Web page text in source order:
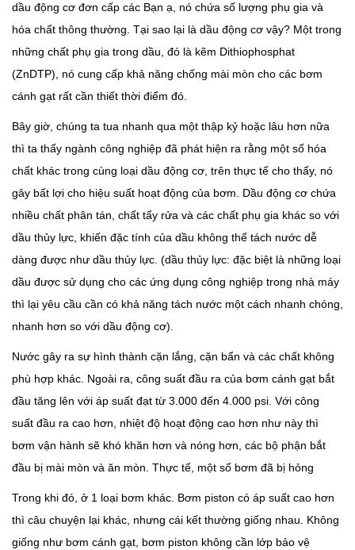
dầu động cơ đơn cấp các Bạn ạ, nó chứa số lượng phụ gia và
hóa chất thông thường. Tại sao lại là dầu động cơ vậy? Một trong
những chất phụ gia trong dầu, đó là kẽm Dithiophosphat
(ZnDTP), nó cung cấp khả năng chống mài mòn cho các bơm
cánh gạt rất cần thiết thời điểm đó.
Bây giờ, chúng ta tua nhanh qua một thập kỷ hoặc lâu hơn nữa
thì ta thấy ngành công nghiệp đã phát hiện ra rằng một số hóa
chất khác trong cùng loại dầu động cơ, trên thực tế cho thấy, nó
gây bất lợi cho hiệu suất hoạt động của bơm. Dầu động cơ chứa
nhiều chất phân tán, chất tẩy rửa và các chất phụ gia khác so với
dầu thủy lực, khiến đặc tính của dầu không thể tách nước dễ
dàng được như dầu thủy lực. (dầu thủy lực: đặc biệt là những loại
dầu được sử dụng cho các ứng dụng công nghiệp trong nhà máy
thì lại yêu cầu cần có khả năng tách nước một cách nhanh chóng,
nhanh hơn so với dầu động cơ).
Nước gây ra sự hình thành cặn lắng, cặn bẩn và các chất không
phù hợp khác. Ngoài ra, công suất đầu ra của bơm cánh gạt bắt
đầu tăng lên với áp suất đạt từ 3.000 đến 4.000 psi. Với công
suất đầu ra cao hơn, nhiệt độ hoạt động cao hơn như này thì
bơm vận hành sẽ khó khăn hơn và nóng hơn, các bộ phận bắt
đầu bị mài mòn và ăn mòn. Thực tế, một số bơm đã bị hỏng
Trong khi đó, ở 1 loại bơm khác. Bơm piston có áp suất cao hơn
thì câu chuyện lại khác, nhưng cái kết thường giống nhau. Không
giống như bơm cánh gạt, bơm piston không cần lớp bảo vệ